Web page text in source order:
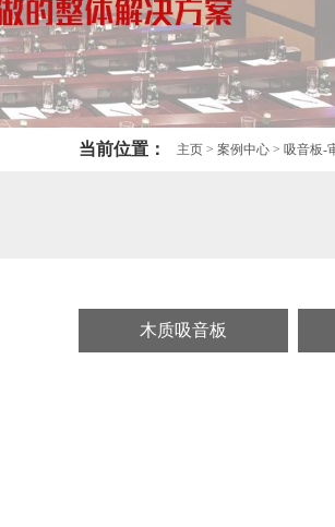
当前位置： 主页 > 案例中心 > 吸音板-
木质吸音板